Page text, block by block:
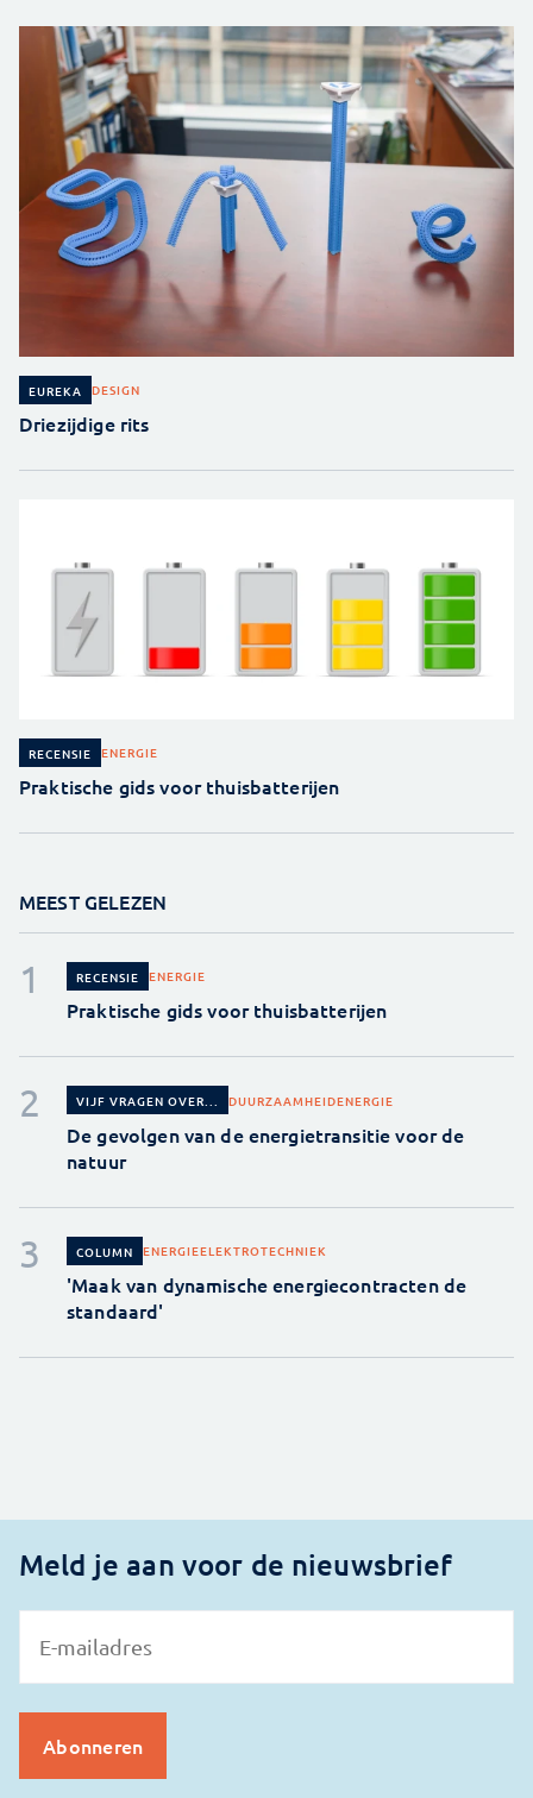
EUREKA DESIGN
Driezijdige rits
RECENSIE ENERGIE
Praktische gids voor thuisbatterijen
MEEST GELEZEN
RECENSIE ENERGIE
Praktische gids voor thuisbatterijen
VIJF VRAGEN OVER... DUURZAAMHEIDENERGIE
De gevolgen van de energietransitie voor de
natuur
COLUMN ENERGIEELEKTROTECHNIEK
'Maak van dynamische energiecontracten de
standaard'
Meld je aan voor de nieuwsbrief